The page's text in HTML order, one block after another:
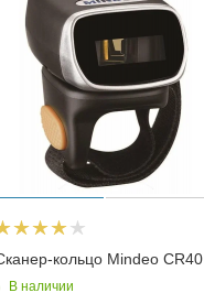
кольцо Mindeo CR40
В наличии